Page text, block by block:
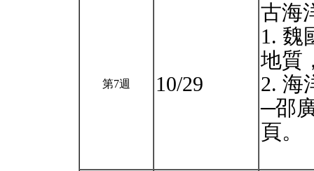
第7週 10/29
古海
1. 魏
地質
2. 海
─邵
頁。